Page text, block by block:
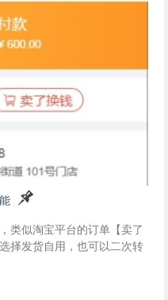
类似淘宝平台的订单【卖了
择发货自用，也可以二次转